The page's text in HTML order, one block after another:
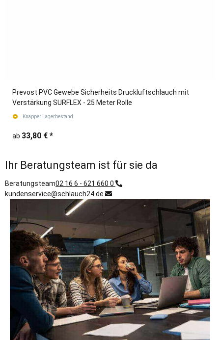
Prevost PVC Gewebe Sicherheits Druckluftschlauch mit
Verstärkung SURFLEX - 25 Meter Rolle
Knapper Lagerbestand
ab 33,80 € *
Ihr Beratungsteam ist für sie da
Beratungsteam02 16 6 - 621 660 0
kundenservice@schlauch24.de